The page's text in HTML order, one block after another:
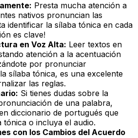
Presta mucha atención a
nativos pronuncian las
identificar la sílaba tónica en cada
es clave!
en Voz Alta: Leer textos en
atención a la acentuación
por pronunciar
sílaba tónica, es una excelente
las reglas.
Si tienes dudas sobre la
de una palabra,
diccionario de portugués que
tónica o incluya el audio.
con los Cambios del Acuerdo